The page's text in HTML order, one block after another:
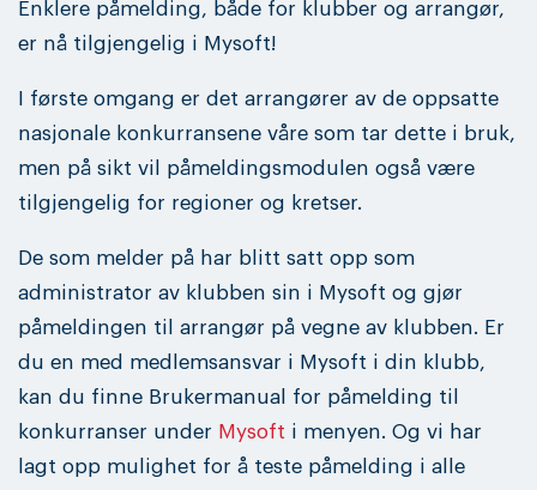
Enklere påmelding, både for klubber og arrangør,
er nå tilgjengelig i Mysoft!
I første omgang er det arrangører av de oppsatte
nasjonale konkurransene våre som tar dette i bruk,
men på sikt vil påmeldingsmodulen også være
tilgjengelig for regioner og kretser.
De som melder på har blitt satt opp som
administrator av klubben sin i Mysoft og gjør
påmeldingen til arrangør på vegne av klubben. Er
du en med medlemsansvar i Mysoft i din klubb,
kan du finne Brukermanual for påmelding til
konkurranser under Mysoft i menyen. Og vi har
lagt opp mulighet for å teste påmelding i alle